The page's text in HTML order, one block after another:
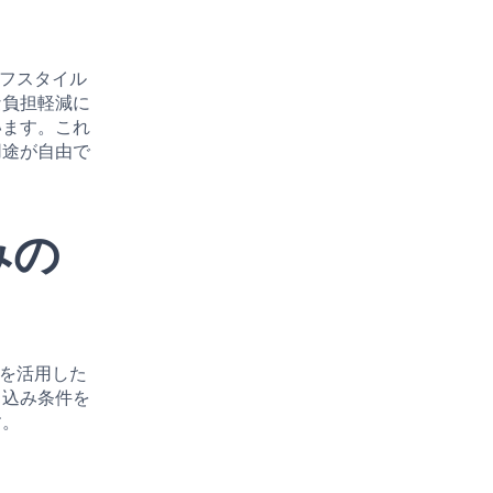
スタイル
担軽減に
す。これ
が自由で
の
活用した
み条件を